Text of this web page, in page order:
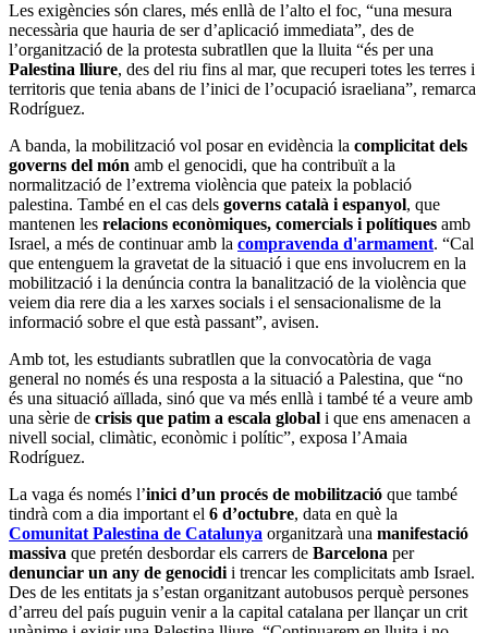
Les exigències són clares, més enllà de l’alto el foc, “una mesura
necessària que hauria de ser d’aplicació immediata”, des de
l’organització de la protesta subratllen que la lluita “és per una
Palestina lliure, des del riu fins al mar, que recuperi totes les terres i
territoris que tenia abans de l’inici de l’ocupació israeliana”, remarca
Rodríguez.
A banda, la mobilització vol posar en evidència la complicitat dels
governs del món amb el genocidi, que ha contribuït a la
normalització de l’extrema violència que pateix la població
palestina. També en el cas dels governs català i espanyol, que
mantenen les relacions econòmiques, comercials i polítiques amb
Israel, a més de continuar amb la compravenda d'armament. “Cal
que entenguem la gravetat de la situació i que ens involucrem en la
mobilització i la denúncia contra la banalització de la violència que
veiem dia rere dia a les xarxes socials i el sensacionalisme de la
informació sobre el que està passant”, avisen.
Amb tot, les estudiants subratllen que la convocatòria de vaga
general no només és una resposta a la situació a Palestina, que “no
és una situació aïllada, sinó que va més enllà i també té a veure amb
una sèrie de crisis que patim a escala global i que ens amenacen a
nivell social, climàtic, econòmic i polític”, exposa l’Amaia
Rodríguez.
La vaga és només l’inici d’un procés de mobilització que també
tindrà com a dia important el 6 d’octubre, data en què la
Comunitat Palestina de Catalunya organitzarà una manifestació
massiva que pretén desbordar els carrers de Barcelona per
denunciar un any de genocidii trencar les complicitats amb Israel.
Des de les entitats ja s’estan organitzant autobusos perquè persones
d’arreu del país puguin venir a la capital catalana per llançar un crit